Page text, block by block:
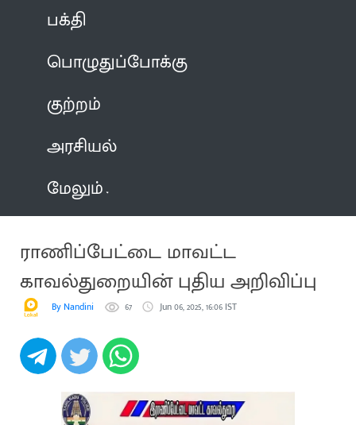
பக்தி
பொழுதுப்போக்கு
குற்றம்
அரசியல்
மேலும்
ராணிப்பேட்டை மாவட்ட
காவல்துறையின் புதிய அறிவிப்பு
By Nandini 67 Jun 06, 2025, 16:06 IST